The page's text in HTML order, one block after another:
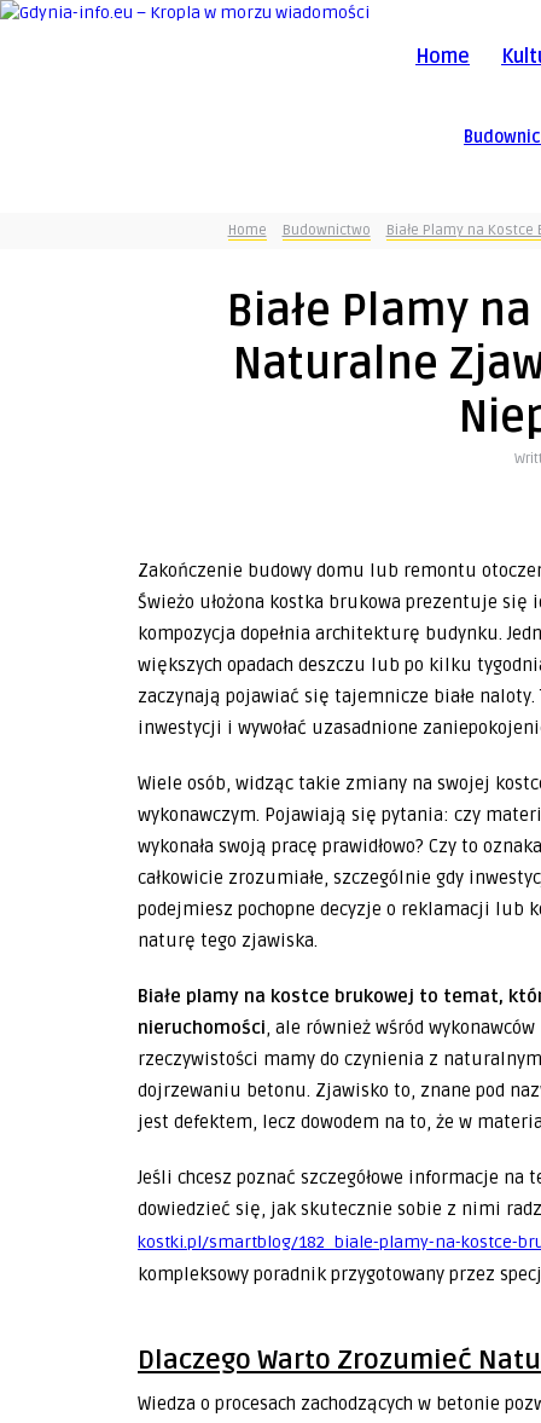
Home
Home Budownictwo Białe Plamy na
Białe Plamy
Naturalne
Zakończenie budowy domu lub remontu
Świeżo ułożona kostka brukowa prezentuje się
kompozycja dopełnia architekturę budynku.
większych opadach deszczu lub po kilku
zaczynają pojawiać się tajemnicze białe
inwestycji i wywołać uzasadnione
Wiele osób, widząc takie zmiany na swojej
wykonawczym. Pojawiają się pytania: czy
wykonała swoją pracę prawidłowo? Czy to
całkowicie zrozumiałe, szczególnie gdy
podejmiesz pochopne decyzje o reklamacji lub
naturę tego zjawiska.
Białe plamy na kostce brukowej to temat,
nieruchomości, ale również wśród
rzeczywistości mamy do czynienia z
dojrzewaniu betonu. Zjawisko to, znane pod
jest defektem, lecz dowodem na to, że w
Jeśli chcesz poznać szczegółowe informacje
dowiedzieć się, jak skutecznie sobie z nimi
kostki.pl/smartblog/182_biale-plamy-na-kostce-
kompleksowy poradnik przygotowany przez
Dlaczego Warto Zrozumieć
Wiedza o procesach zachodzących w betonie